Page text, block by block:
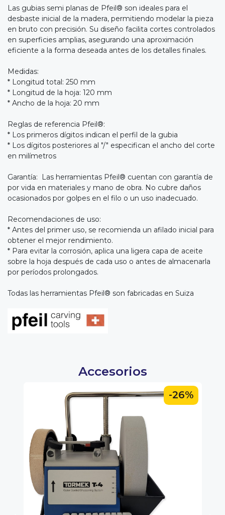
Las gubias semi planas de Pfeil® son ideales para el
desbaste inicial de la madera, permitiendo modelar la pieza
en bruto con precisión. Su diseño facilita cortes controlados
en superficies amplias, asegurando una aproximación
eficiente a la forma deseada antes de los detalles finales.
Medidas:
* Longitud total: 250 mm
* Longitud de la hoja: 120 mm
* Ancho de la hoja: 20 mm
Reglas de referencia Pfeil®:
* Los primeros dígitos indican el perfil de la gubia
* Los dígitos posteriores al "/" especifican el ancho del corte
en milímetros
Garantía: Las herramientas Pfeil® cuentan con garantía de
por vida en materiales y mano de obra. No cubre daños
ocasionados por golpes en el filo o un uso inadecuado.
Recomendaciones de uso:
* Antes del primer uso, se recomienda un afilado inicial para
obtener el mejor rendimiento.
* Para evitar la corrosión, aplica una ligera capa de aceite
sobre la hoja después de cada uso o antes de almacenarla
por períodos prolongados.
Todas las herramientas Pfeil® son fabricadas en Suiza
Accesorios
-26%